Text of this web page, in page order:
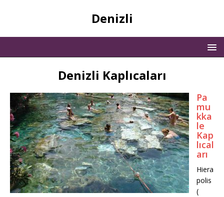
Denizli
Denizli Kaplıcaları
Pa
mu
kka
le
Kap
lıcal
arı
Hiera
polis
(